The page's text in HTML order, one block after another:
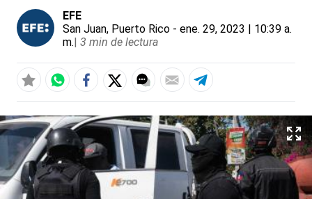
EFE
San Juan, Puerto Rico - ene. 29, 2023 | 10:39 a.
m.| 3 min de lectura